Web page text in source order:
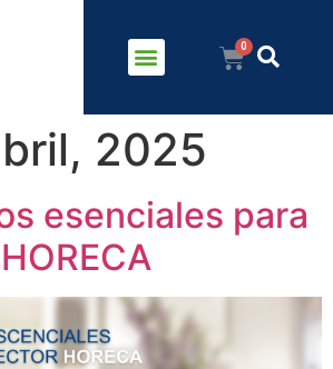
2025
esenciales para